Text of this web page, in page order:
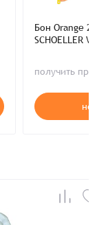
Бон Orange
SCHOELLER
получить
нет в